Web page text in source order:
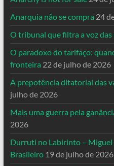
Anarquia não se compra 24
O tribunal que filtra a voz das
O paradoxo do tarifaço:
fronteira 22 de julho de 2026
A prepotência ditatorial das
julho de 2026
Mais uma guerra pela
2026
Durruti no Labirinto –
Brasileiro 19 de julho de 2026